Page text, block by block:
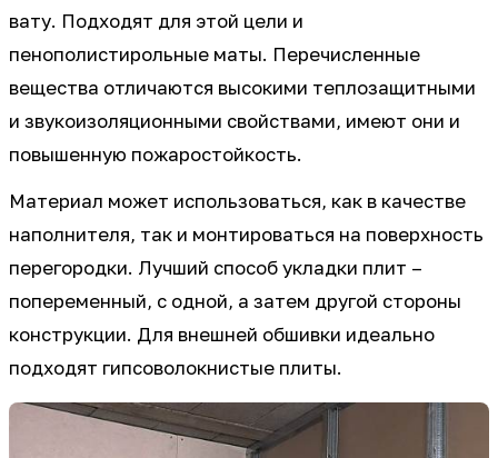
вату. Подходят для этой цели и
пенополистирольные маты. Перечисленные
вещества отличаются высокими теплозащитными
и звукоизоляционными свойствами, имеют они и
повышенную пожаростойкость.
Материал может использоваться, как в качестве
наполнителя, так и монтироваться на поверхность
перегородки. Лучший способ укладки плит –
попеременный, с одной, а затем другой стороны
конструкции. Для внешней обшивки идеально
подходят гипсоволокнистые плиты.